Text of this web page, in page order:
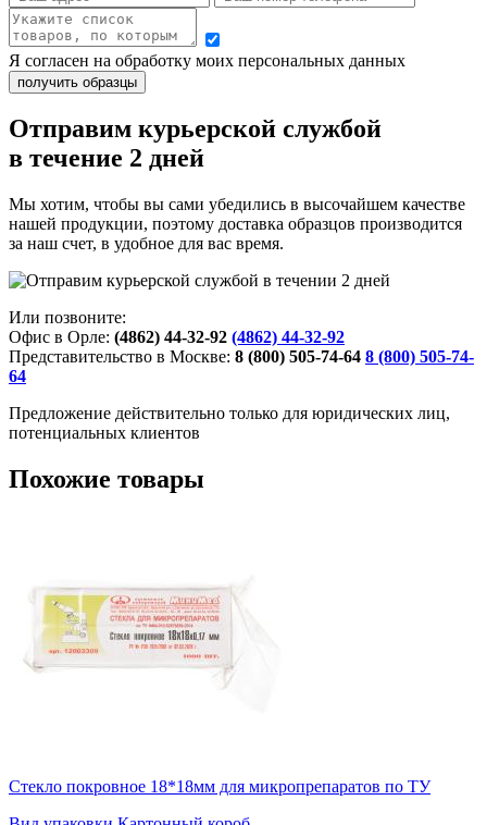
Я согласен на обработку моих персональных данных
Отправим курьерской службой
в течение 2 дней
Мы хотим, чтобы вы сами убедились в высочайшем качестве
нашей продукции, поэтому доставка образцов производится
за наш счет, в удобное для вас время.
Или позвоните:
Офис в Орле: (4862) 44-32-92 (4862) 44-32-92
Представительство в Москве: 8 (800) 505-74-64 8 (800) 505-74-
64
Предложение действительно только для юридических лиц,
потенциальных клиентов
Похожие товары
Стекло покровное 18*18мм для микропрепаратов по ТУ